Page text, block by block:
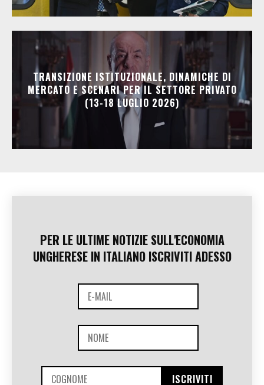
TRANSIZIONE ISTITUZIONALE, DINAMICHE DI
MERCATO E SCENARI PER IL SETTORE PRIVATO
(13-18 LUGLIO 2026)
PER LE ULTIME NOTIZIE SULL'ECONOMIA
UNGHERESE IN ITALIANO ISCRIVITI ADESSO